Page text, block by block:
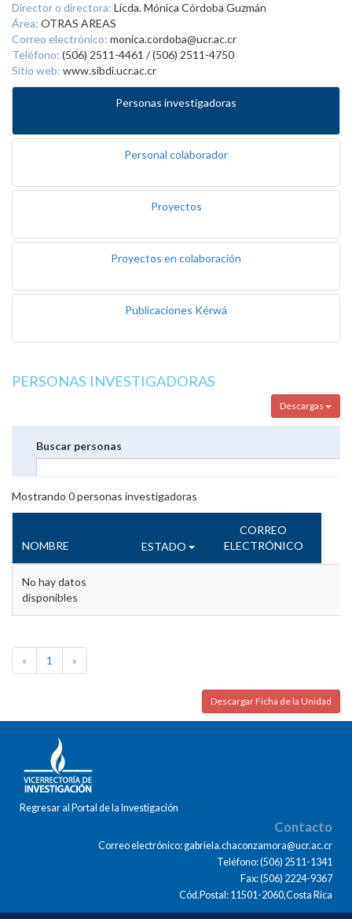
Director o directora: Licda. Mónica Córdoba Guzmán
Área: OTRAS AREAS
Correo electrónico: monica.cordoba@ucr.ac.cr
Teléfono: (506) 2511-4461 / (506) 2511-4750
Sitio web: www.sibdi.ucr.ac.cr
Personas investigadoras
Personal colaborador
Proyectos
Proyectos en colaboración
Publicaciones Kérwá
PERSONAS INVESTIGADORAS
Descargas
Buscar personas
Mostrando 0personas investigadoras
NOMBRE ESTADO
CORREO
ELECTRÓNICO
No hay datos
disponibles
« 1 »
Descargar Ficha de la Unidad
Regresar al Portal de la Investigación
Contacto
Correo electrónico: gabriela.chaconzamora@ucr.ac.cr
Teléfono: (506) 2511-1341
Fax: (506) 2224-9367
Cód.Postal: 11501-2060,Costa Rica